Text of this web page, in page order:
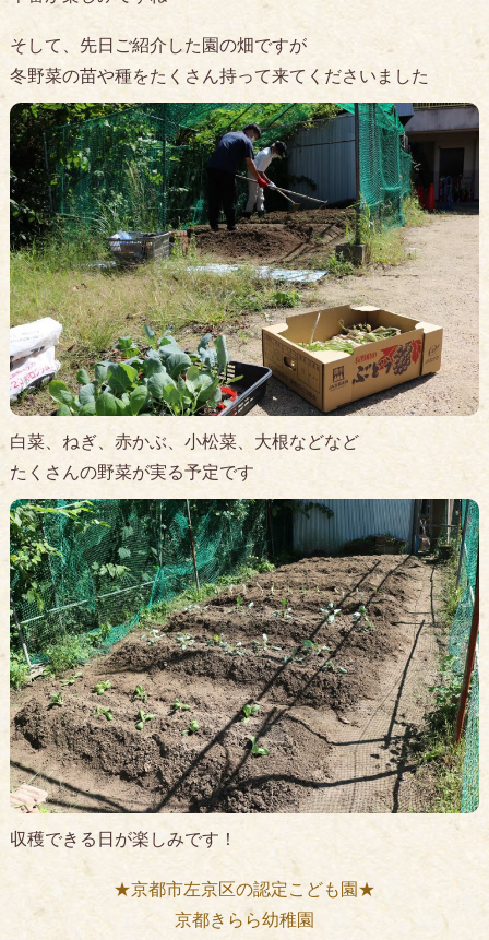
そして、先日ご紹介した園の畑ですが
冬野菜の苗や種をたくさん持って来てくださいました
白菜、ねぎ、赤かぶ、小松菜、大根などなど
たくさんの野菜が実る予定です
収穫できる日が楽しみです！
★京都市左京区の認定こども園★
京都きらら幼稚園